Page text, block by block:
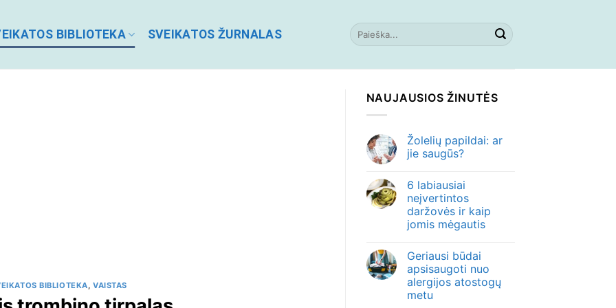
BIBLIOTEKA SVEIKATOS ŽURNALAS
BIBLIOTEKA, VAISTAS
NAUJAUSIOS ŽINUTĖS
Žolelių papildai: ar
jie saugūs?
6 labiausiai
neįvertintos
daržovės ir kaip
jomis mėgautis
Geriausi būdai
apsisaugoti nuo
alergijos atostogų
metu